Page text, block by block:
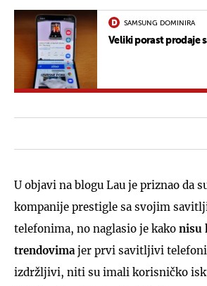
SAMSUNG DOMINIRA
Veliki porast prodaje
U objavi na blogu Lau je priznao da
kompanije prestigle sa svojim
telefonima, no naglasio je kako nisu
trendovima jer prvi savitljivi
izdržljivi, niti su imali korisničko